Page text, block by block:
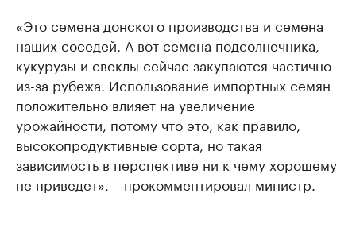
«Это семена донского производства и семена
наших соседей. А вот семена подсолнечника,
кукурузы и свеклы сейчас закупаются частично
из-за рубежа. Использование импортных семян
положительно влияет на увеличение
урожайности, потому что это, как правило,
высокопродуктивные сорта, но такая
зависимость в перспективе ни к чему хорошему
не приведет», – прокомментировал министр.